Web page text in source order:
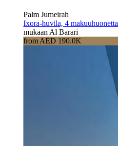
Palm Jumeirah
Ixora-huvila, 4 makuuhuonetta
mukaan Al Barari
from AED 190.0K